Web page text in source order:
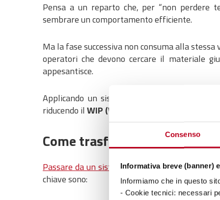
Consenso
Informativa breve (banner)
Informiamo che in questo
- Cookie tecnici: necessari
Pensa a un reparto che, per “non perdere
sembrare un comportamento efficiente.
Ma la fase successiva non consuma alla
operatori che devono cercare il materiale
appesantisce.
Applicando un sistema Pull, quel reparto
riducendo il WIP (Work in Progress)
Come trasformare un
Passare da un sistema Push ad un sistema Pull
chiave sono: